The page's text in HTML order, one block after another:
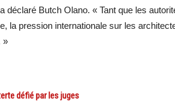
déclaré Butch Olano. « Tant que les
la pression internationale sur les
»
défié par les juges